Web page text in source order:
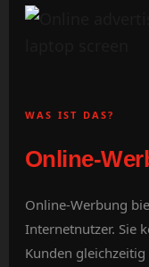
WAS IST DAS?
Online-
Online-Werbung
Internetnutzer. Sie
Kunden